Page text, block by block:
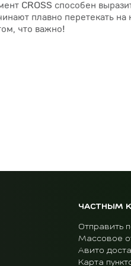
CROSS способен
плавно перетекать на
что важно!
ЧАСТНЫМ
Отправить
Массовое
Авито
Карта